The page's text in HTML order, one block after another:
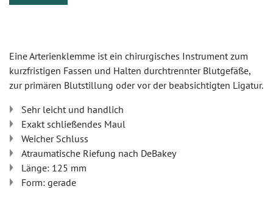
Eine Arterienklemme ist ein chirurgisches Instrument zum
kurzfristigen Fassen und Halten durchtrennter Blutgefäße,
zur primären Blutstillung oder vor der beabsichtigten Ligatur.
Sehr leicht und handlich
Exakt schließendes Maul
Weicher Schluss
Atraumatische Riefung nach DeBakey
Länge: 125 mm
Form: gerade